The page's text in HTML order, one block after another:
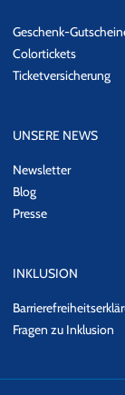
Geschenk-
Colortickets
Ticketversicherung
UNSERE NEWS
Newsletter
Blog
Presse
INKLUSION
Fragen zu Inklusion